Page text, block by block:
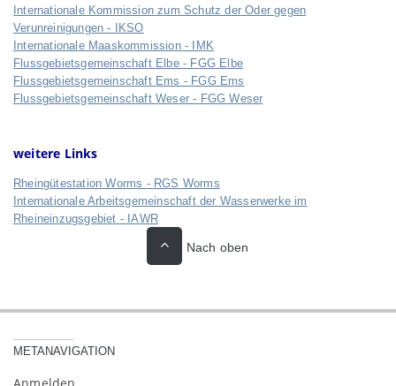
Internationale Kommission zum Schutz der Oder gegen
Verunreinigungen - IKSO
Internationale Maaskommission - IMK
Flussgebietsgemeinschaft Elbe - FGG Elbe
Flussgebietsgemeinschaft Ems - FGG Ems
Flussgebietsgemeinschaft Weser - FGG Weser
weitere Links
Rheingütestation Worms - RGS Worms
Internationale Arbeitsgemeinschaft der Wasserwerke im
Rheineinzugsgebiet - IAWR
Nach oben
METANAVIGATION